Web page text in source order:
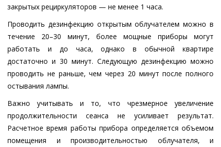
закрытых рециркуляторов — не менее 1 часа.
Проводить дезинфекцию открытым облучателем можно в
течение 20–30 минут, более мощные приборы могут
работать и до часа, однако в обычной квартире
достаточно и 30 минут. Следующую дезинфекцию можно
проводить не раньше, чем через 20 минут после полного
остывания лампы.
Важно учитывать и то, что чрезмерное увеличение
продолжительности сеанса не усиливает результат.
Расчетное время работы прибора определяется объемом
помещения и производительностью облучателя, и